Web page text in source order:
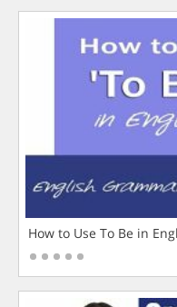
How to Use To Be in